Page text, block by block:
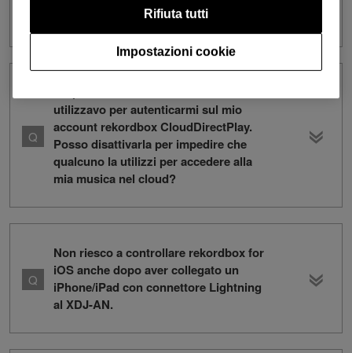
Come si fa il collegamento a XDJ-AN?
utilizzavo per autenticarmi sul mio
account rekordbox CloudDirectPlay.
Posso disattivarla per impedire che
qualcuno la utilizzi per accedere alla
mia musica nel cloud?
Non riesco a controllare rekordbox for
iOS anche dopo aver collegato un
iPhone/iPad con connettore Lightning
al XDJ-AN.
Impostazioni cookie
Rifiuta tutti